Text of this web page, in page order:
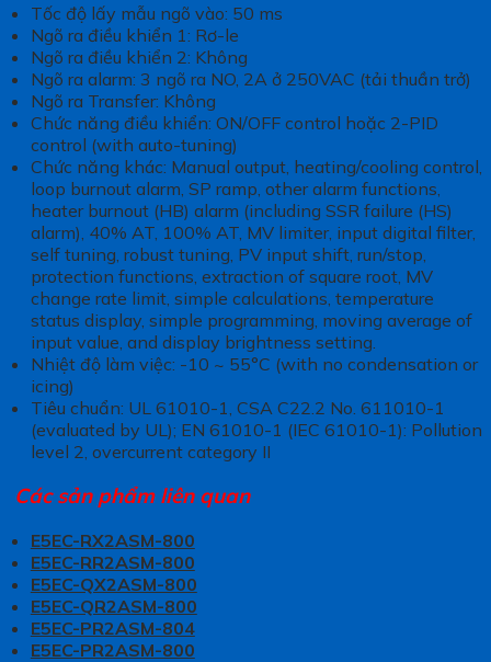
Tốc độ lấy mẫu ngõ vào: 50 ms
Ngõ ra điều khiển 1: Rơ-le
Ngõ ra điều khiển 2: Không
Ngõ ra alarm: 3 ngõ ra NO, 2A ở 250VAC (tải thuần trở)
Ngõ ra Transfer: Không
Chức năng điều khiển: ON/OFF control hoặc 2-PID
control (with auto-tuning)
Chức năng khác: Manual output, heating/cooling control,
loop burnout alarm, SP ramp, other alarm functions,
heater burnout (HB) alarm (including SSR failure (HS)
alarm), 40% AT, 100% AT, MV limiter, input digital filter,
self tuning, robust tuning, PV input shift, run/stop,
protection functions, extraction of square root, MV
change rate limit, simple calculations, temperature
status display, simple programming, moving average of
input value, and display brightness setting.
Nhiệt độ làm việc: -10 ~ 55°C (with no condensation or
icing)
Tiêu chuẩn: UL 61010-1, CSA C22.2 No. 611010-1
(evaluated by UL); EN 61010-1 (IEC 61010-1): Pollution
level 2, overcurrent category II
Các sản phẩm liên quan
E5EC-RX2ASM-800
E5EC-RR2ASM-800
E5EC-QX2ASM-800
E5EC-QR2ASM-800
E5EC-PR2ASM-804
E5EC-PR2ASM-800